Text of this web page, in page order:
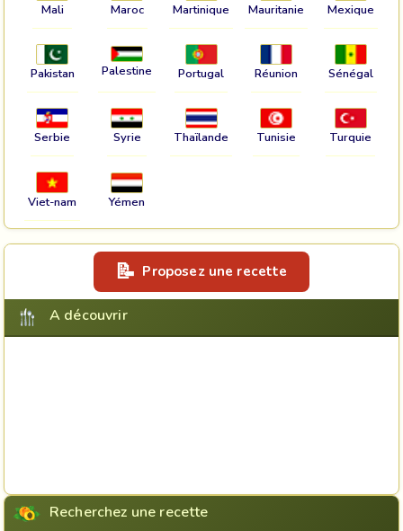
Mali Maroc Martinique Mauritanie Mexique
Pakistan Palestine Portugal Réunion Sénégal
Serbie Syrie Thaïlande Tunisie Turquie
Viet-nam Yémen
Proposez une recette
A découvrir
Recherchez une recette